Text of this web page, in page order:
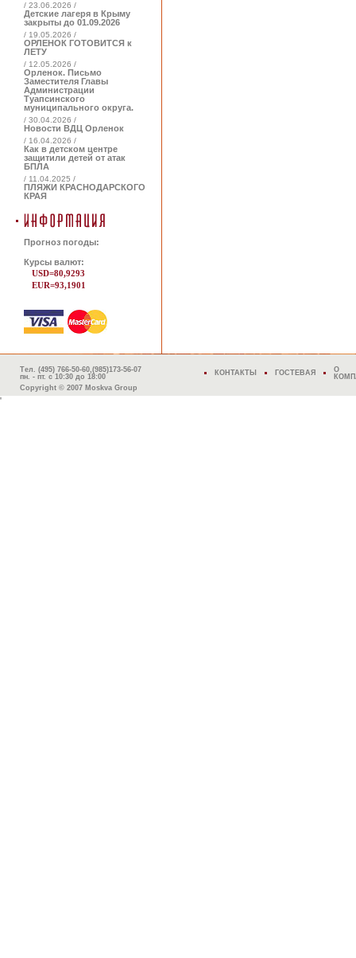
/ 23.06.2026 /
Детские лагеря в Крыму
закрыты до 01.09.2026
/ 19.05.2026 /
ОРЛЕНОК ГОТОВИТСЯ к
ЛЕТУ
/ 12.05.2026 /
Орленок. Письмо
Заместителя Главы
Администрации
Туапсинского
муниципального округа.
/ 30.04.2026 /
Новости ВДЦ Орленок
/ 16.04.2026 /
Как в детском центре
защитили детей от атак
БПЛА
/ 11.04.2025 /
ПЛЯЖИ КРАСНОДАРСКОГО
КРАЯ
Прогноз погоды:
Курсы валют:
USD=80,9293
EUR=93,1901
Тел. (495) 766-50-60,(985)173-56-07
пн. - пт. с 10:30 до 18:00
Copyright © 2007 Moskva Group
КОНТАКТЫ ГОСТЕВАЯ
О
'